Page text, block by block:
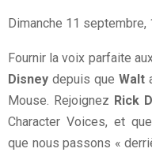
Dimanche 11 septembre,
Fournir la voix parfaite
Disney depuis queWalt
Mouse. Rejoignez Rick
Character Voices, et
que nous passons «